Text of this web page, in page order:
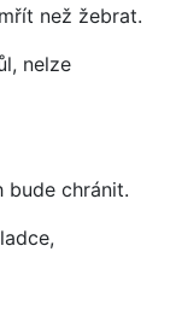
než žebrat.
nelze
bude chránit.